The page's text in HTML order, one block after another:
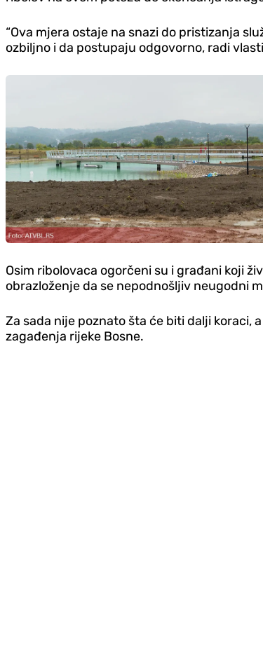
“Ova mjera ostaje na snazi do pristizanja
ozbiljno i da postupaju odgovorno, radi
Osim ribolovaca ogorčeni su i građani koji
obrazloženje da se nepodnošljiv neugodni
Za sada nije poznato šta će biti dalji koraci,
zagađenja rijeke Bosne.